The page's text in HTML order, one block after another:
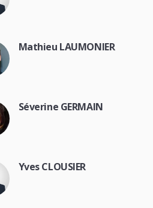
Mathieu LAUMONIER
Séverine GERMAIN
Yves CLOUSIER